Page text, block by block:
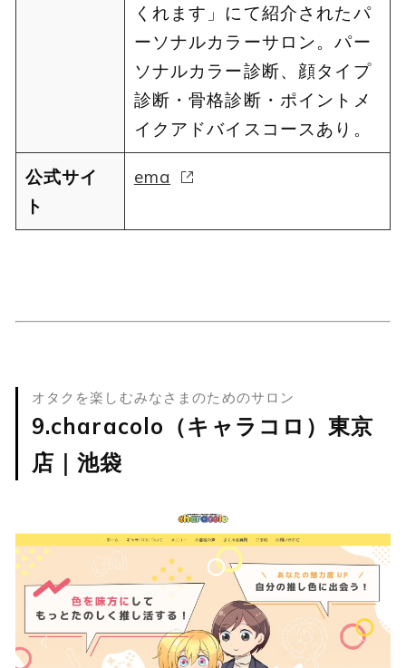
くれます」にて紹介されたパ
ーソナルカラーサロン。パー
ソナルカラー診断、顔タイプ
診断・骨格診断・ポイントメ
イクアドバイスコースあり。
公式サイ
ト
ema
オタクを楽しむみなさまのためのサロン
9.characolo（キャラコロ）東京
店｜池袋